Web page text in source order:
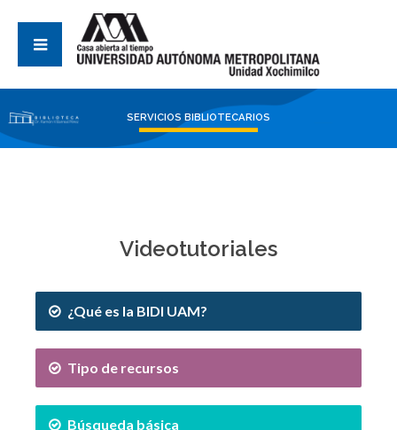
SERVICIOS BIBLIOTECARIOS
Videotutoriales
¿Qué es la BIDI UAM?
Tipo de recursos
Búsqueda básica